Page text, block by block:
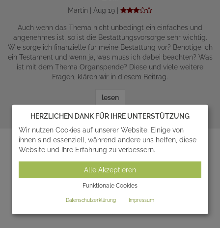
Martin | Aug 19 |
Auch wenn das Thema nicht unbedingt ein einfaches und
angenehmes ist, so ist die Bestattungsvorsorge sehr wichtig.
Wie sorge ich finanzielle für meine Bestattung vor? Benötige ich
ein Testament und wenn ja, was muss ich dabei beachten? Was
ist mit dem Thema Organspende? Diese und viele weitere
Fragen, klären wir in diesem Beitrag.
lesen
zum Ratgeber
LERNEN SIE SERAFINUM IM INTERNET
KENNEN
und folgen Sie uns auf unseren zahlreichen Social Media
Kanälen
HERZLICHEN DANK FÜR IHRE UNTERSTÜTZUNG
Wir nutzen Cookies auf unserer Website. Einige von
ihnen sind essenziell, während andere uns helfen, diese
Website und Ihre Erfahrung zu verbessern.
Alle Akzeptieren
Funktionale Cookies
Datenschutzerklärung Impressum